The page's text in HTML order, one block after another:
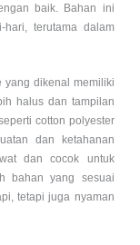
baik. Bahan ini
hari, terutama dalam
yang dikenal memiliki
halus dan tampilan
cotton polyester
dan ketahanan
dan cocok untuk
bahan yang sesuai
tetapi juga nyaman